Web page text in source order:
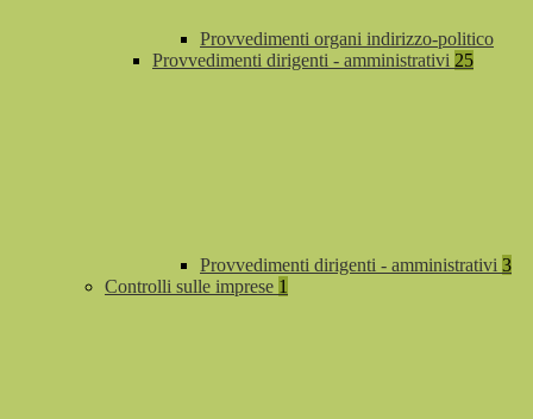
Provvedimenti organi indirizzo-politico
Provvedimenti dirigenti - amministrativi 25
Provvedimenti dirigenti - amministrativi 3
Controlli sulle imprese 1